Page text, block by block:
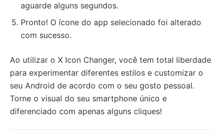
aguarde alguns segundos.
Pronto! O ícone do app selecionado foi alterado
com sucesso.
Ao utilizar o X Icon Changer, você tem total liberdade
para experimentar diferentes estilos e customizar o
seu Android de acordo com o seu gosto pessoal.
Torne o visual do seu smartphone único e
diferenciado com apenas alguns cliques!